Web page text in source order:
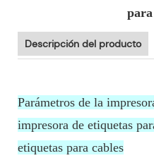
para
Descripción del producto
Parámetros de la
impresora de etiquetas
etiquetas para cables